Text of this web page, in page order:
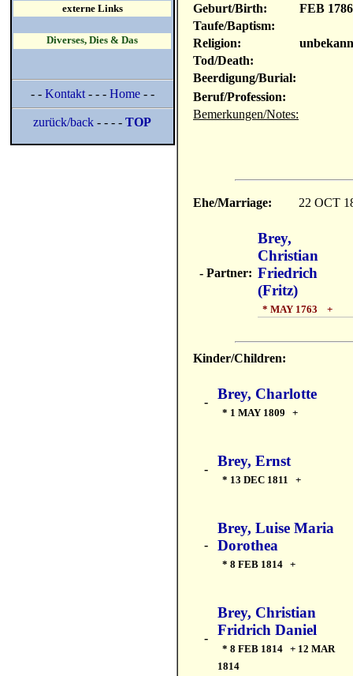
Geburt/Birth:
FEB 1786
Taufe/Baptism:
Religion:
Tod/Death:
Beerdigung/Burial:
Beruf/Profession:
Bemerkungen/Notes:
Ehe/Marriage: 22 OCT
- Partner:
Brey,
Christian
Friedrich
(Fritz)
* MAY 1763 +
Kinder/Children:
- Brey, Charlotte
* 1 MAY 1809 +
- Brey, Ernst
* 13 DEC 1811 +
-
Brey, Luise Maria
Dorothea
* 8 FEB 1814 +
-
Brey, Christian
Fridrich Daniel
* 8 FEB 1814 + 12 MAR
1814
externe Links
Diverses, Dies & Das
- - Kontakt- - - Home- -
zurück/back - - - -TOP